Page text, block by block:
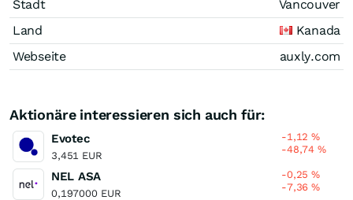
Stadt
Vancouver
Land
Kanada
Webseite
auxly.com
Aktionäre interessieren sich auch für:
Evotec
3,451 EUR
-1,12%
-48,74%
NEL ASA
0,197000 EUR
-0,25%
-7,36%